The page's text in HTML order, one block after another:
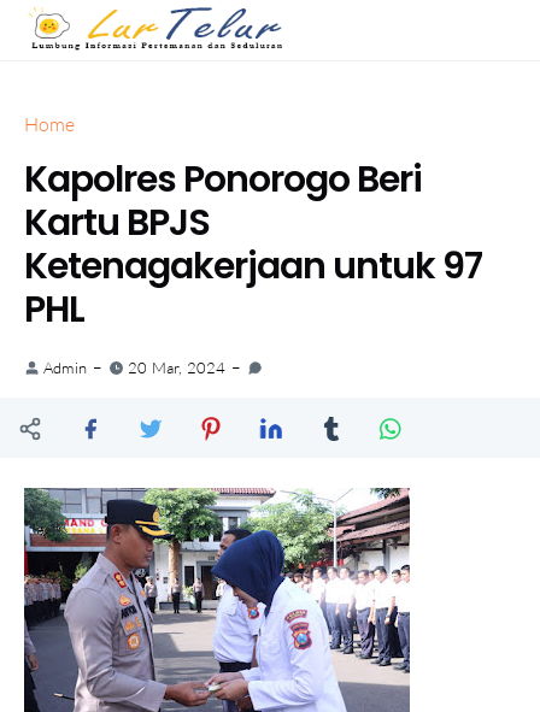
Home
Kapolres Ponorogo Beri
Kartu BPJS
Ketenagakerjaan untuk 97
PHL
Admin 20 Mar, 2024